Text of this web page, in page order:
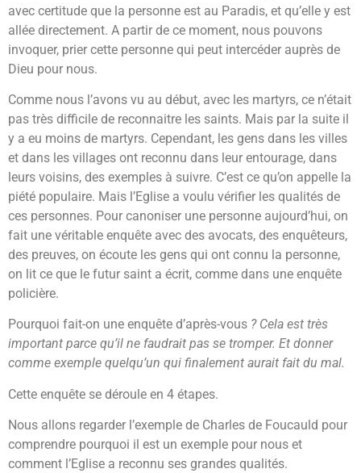
avec certitude que la personne est au Paradis, et qu’elle y est
allée directement. A partir de ce moment, nous pouvons
invoquer, prier cette personne qui peut intercéder auprès de
Dieu pour nous.
Comme nous l’avons vu au début, avec les martyrs, ce n’était
pas très difficile de reconnaitre les saints. Mais par la suite il
y a eu moins de martyrs. Cependant, les gens dans les villes
et dans les villages ont reconnu dans leur entourage, dans
leurs voisins, des exemples à suivre. C’est ce qu’on appelle la
piété populaire. Mais l’Eglise a voulu vérifier les qualités de
ces personnes. Pour canoniser une personne aujourd’hui, on
fait une véritable enquête avec des avocats, des enquêteurs,
des preuves, on écoute les gens qui ont connu la personne,
on lit ce que le futur saint a écrit, comme dans une enquête
policière.
Pourquoi fait-on une enquête d’après-vous ? Cela est très
important parce qu’il ne faudrait pas se tromper. Et donner
comme exemple quelqu’un qui finalement aurait fait du mal.
Cette enquête se déroule en 4 étapes.
Nous allons regarder l’exemple de Charles de Foucauld pour
comprendre pourquoi il est un exemple pour nous et
comment l’Eglise a reconnu ses grandes qualités.